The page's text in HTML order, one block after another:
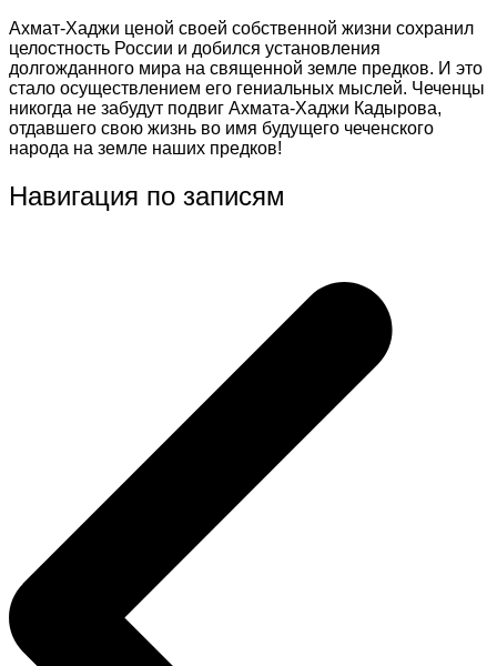
Ахмат-Хаджи ценой своей собственной жизни сохранил
целостность России и добился установления
долгожданного мира на священной земле предков. И это
стало осуществлением его гениальных мыслей. Чеченцы
никогда не забудут подвиг Ахмата-Хаджи Кадырова,
отдавшего свою жизнь во имя будущего чеченского
народа на земле наших предков!
Навигация по записям